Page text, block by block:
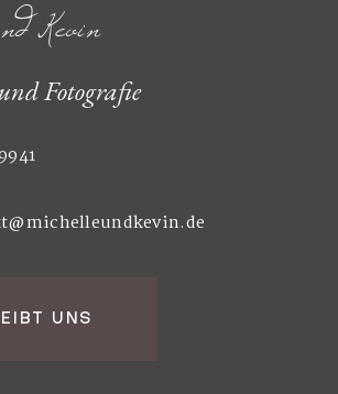
Kevin
Fotografie
UNS